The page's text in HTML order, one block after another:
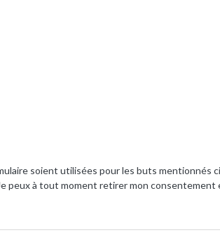
soient utilisées pour les buts mentionnés
peux à tout moment retirer mon consentement